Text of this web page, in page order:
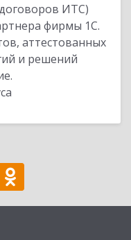
ИТС)
фирмы 1С.
аттестованных
и решений